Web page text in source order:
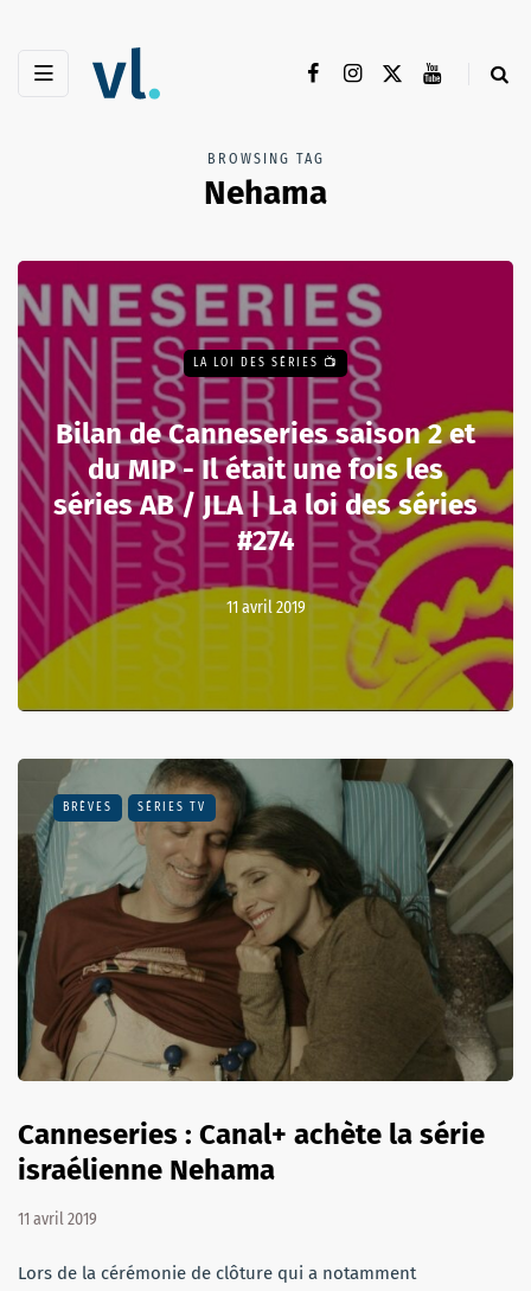
BROWSING TAG
Nehama
LA LOI DES SÉRIES 📺
Bilan de Canneseries saison 2 et
du MIP - Il était une fois les
séries AB / JLA | La loi des séries
#274
11 avril 2019
BRÈVES SÉRIES TV
Canneseries : Canal+ achète la série
israélienne Nehama
11 avril 2019
Lors de la cérémonie de clôture qui a notamment